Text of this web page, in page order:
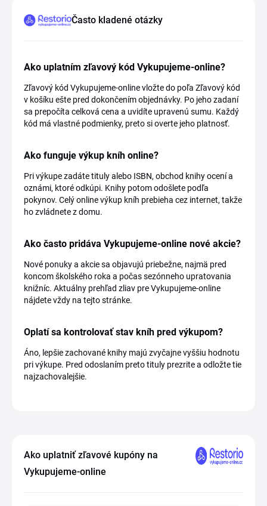
Často kladené otázky
Ako uplatním zľavový kód Vykupujeme-online?
Zľavový kód Vykupujeme-online vložte do poľa Zľavový kód
v košíku ešte pred dokončením objednávky. Po jeho zadaní
sa prepočíta celková cena a uvidíte upravenú sumu. Každý
kód má vlastné podmienky, preto si overte jeho platnosť.
Ako funguje výkup kníh online?
Pri výkupe zadáte tituly alebo ISBN, obchod knihy ocení a
oznámi, ktoré odkúpi. Knihy potom odošlete podľa
pokynov. Celý online výkup kníh prebieha cez internet, takže
ho zvládnete z domu.
Ako často pridáva Vykupujeme-online nové akcie?
Nové ponuky a akcie sa objavujú priebežne, najmä pred
koncom školského roka a počas sezónneho upratovania
knižníc. Aktuálny prehľad zliav pre Vykupujeme-online
nájdete vždy na tejto stránke.
Oplatí sa kontrolovať stav kníh pred výkupom?
Áno, lepšie zachované knihy majú zvyčajne vyššiu hodnotu
pri výkupe. Pred odoslaním preto tituly prezrite a odložte tie
najzachovalejšie.
Ako uplatniť zľavové kupóny na
Vykupujeme-online